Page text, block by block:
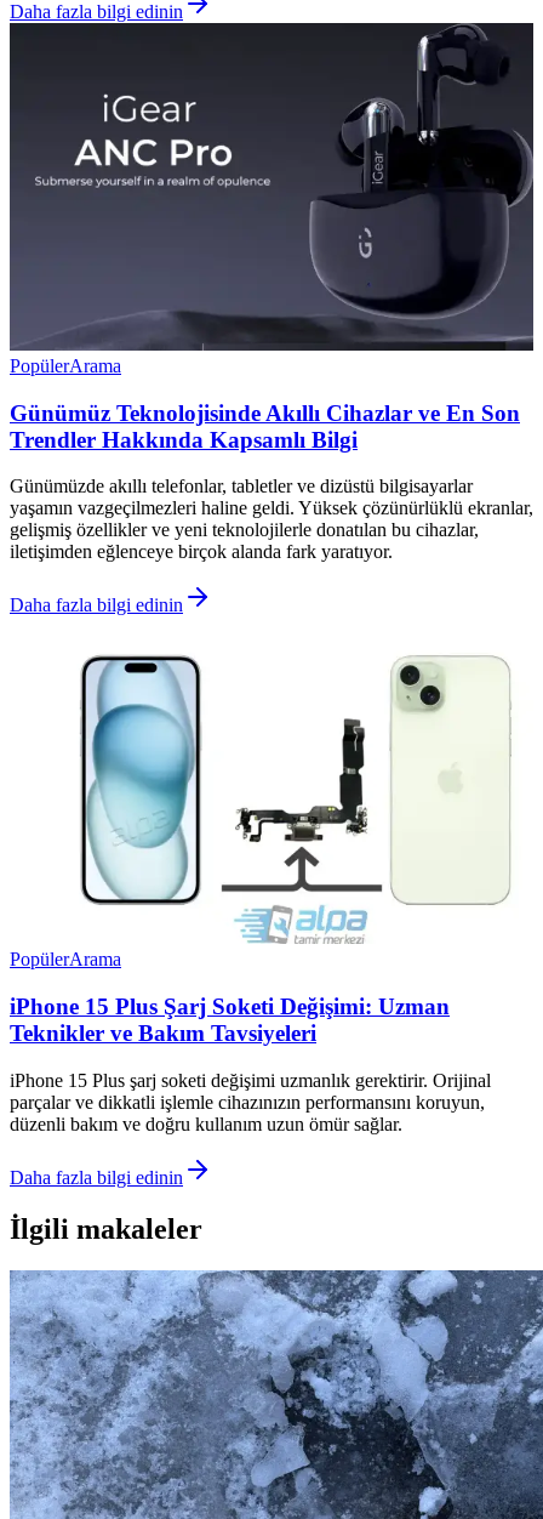
Daha fazla bilgi edinin
PopülerArama
Günümüz Teknolojisinde Akıllı Cihazlar ve En Son
Trendler Hakkında Kapsamlı Bilgi
Günümüzde akıllı telefonlar, tabletler ve dizüstü bilgisayarlar
yaşamın vazgeçilmezleri haline geldi. Yüksek çözünürlüklü ekranlar,
gelişmiş özellikler ve yeni teknolojilerle donatılan bu cihazlar,
iletişimden eğlenceye birçok alanda fark yaratıyor.
Daha fazla bilgi edinin
PopülerArama
iPhone 15 Plus Şarj Soketi Değişimi: Uzman
Teknikler ve Bakım Tavsiyeleri
iPhone 15 Plus şarj soketi değişimi uzmanlık gerektirir. Orijinal
parçalar ve dikkatli işlemle cihazınızın performansını koruyun,
düzenli bakım ve doğru kullanım uzun ömür sağlar.
Daha fazla bilgi edinin
İlgili makaleler